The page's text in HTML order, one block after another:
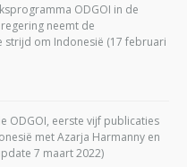
ODGOI in de
neemt de
strijd om Indonesië (17 februari
ODGOI, eerste vijf publicaties
met Azarja Harmanny en
7 maart 2022)